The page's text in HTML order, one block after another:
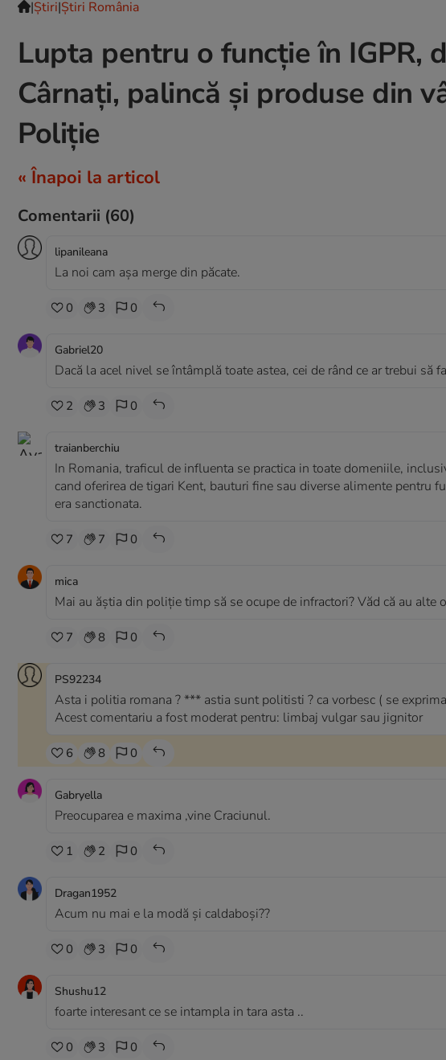
|Ştiri|Știri România
Lupta pentru o funcție în IGPR,
Cârnați, palincă și produse din
Poliție
« Înapoi la articol
Comentarii (60)
lipanileana
La noi cam așa merge din păcate.
0 3 0
Gabriel20
Dacă la acel nivel se întâmplă toate astea, cei de rând ce ar trebui să
2 3 0
traianberchiu
In Romania, traficul de influenta se practica in toate domeniile,
cand oferirea de tigari Kent, bauturi fine sau diverse alimente pentru
era sanctionata.
7 7 0
mica
Mai au ăștia din poliție timp să se ocupe de infractori? Văd că au alte
7 8 0
PS92234
Asta i politia romana ? *** astia sunt politisti ? ca vorbesc ( se
Acest comentariu a fost moderat pentru: limbaj vulgar sau jignitor
6 8 0
Gabryella
Preocuparea e maxima ,vine Craciunul.
1 2 0
Dragan1952
Acum nu mai e la modă și caldaboși??
0 3 0
Shushu12
foarte interesant ce se intampla in tara asta ..
0 3 0